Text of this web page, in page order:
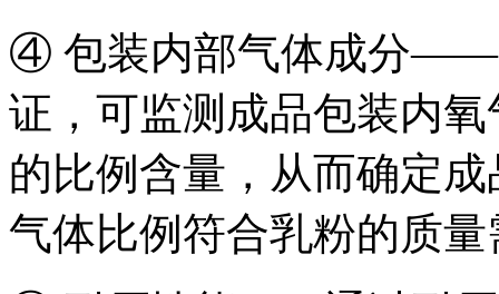
④ 包装内部气体成分——
证，可监测成品包装内
的比例含量，从而确定
气体比例符合乳粉的质量